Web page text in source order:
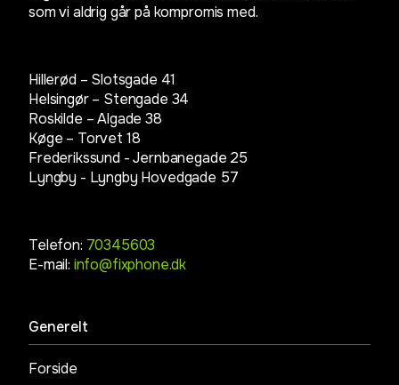
som vi aldrig går på kompromis med.
Hillerød – Slotsgade 41
Helsingør – Stengade 34
Roskilde – Algade 38
Køge – Torvet 18
Frederikssund - Jernbanegade 25
Lyngby - Lyngby Hovedgade 57
Telefon: 70345603
E-mail: info@fixphone.dk
Generelt
Forside